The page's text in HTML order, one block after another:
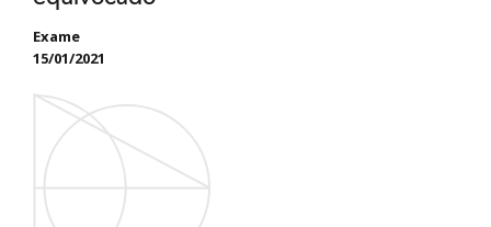
Exame
15/01/2021